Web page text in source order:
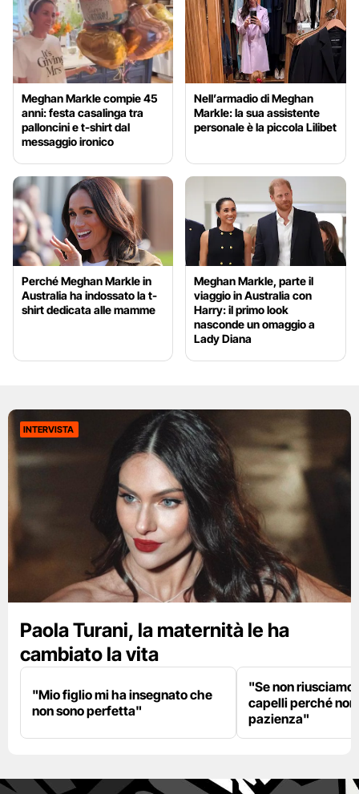
Meghan Markle compie 45
anni: festa casalinga tra
palloncini e t-shirt dal
messaggio ironico
Nell’armadio di Meghan
Markle: la sua assistente
personale è la piccola Lilibet
Perché Meghan Markle in
Australia ha indossato la t-
shirt dedicata alle mamme
Meghan Markle, parte il
viaggio in Australia con
Harry: il primo look
nasconde un omaggio a
Lady Diana
INTERVISTA
Paola Turani, la maternità le ha
cambiato la vita
"Mio figlio mi ha insegnato che
non sono perfetta"
"Se non riusciamo
capelli perché
pazienza"